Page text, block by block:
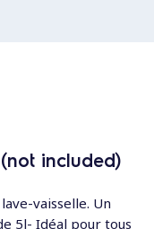
included)
vaisselle. Un
5l- Idéal pour tous